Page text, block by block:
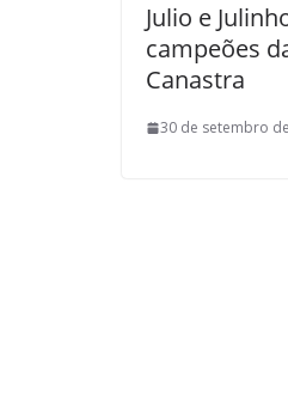
Julio e
campeões
Canastra
30 de setembro